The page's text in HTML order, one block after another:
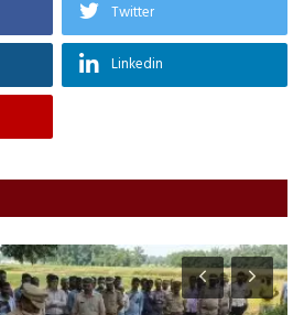
Twitter
Linkedin